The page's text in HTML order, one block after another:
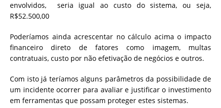
envolvidos, seria igual ao custo do sistema, ou seja,
R$52.500,00
Poderíamos ainda acrescentar no cálculo acima o impacto
financeiro direto de fatores como imagem, multas
contratuais, custo por não efetivação de negócios e outros.
Com isto já teríamos alguns parâmetros da possibilidade de
um incidente ocorrer para avaliar e justificar o investimento
em ferramentas que possam proteger estes sistemas.